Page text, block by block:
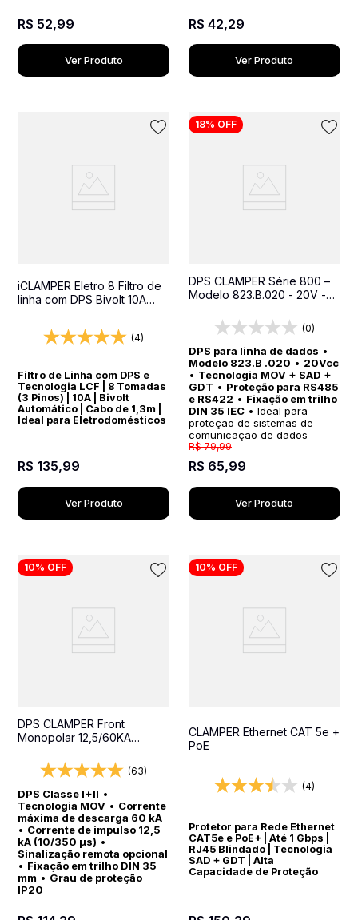
R$ 52,99
Ver Produto
R$ 42,29
Ver Produto
iCLAMPER Eletro 8 Filtro de
linha com DPS Bivolt 10A
(4)
Filtro de Linha com DPS e
Tecnologia LCF | 8 Tomadas
(3 Pinos) | 10A | Bivolt
Automático | Cabo de 1,3m |
Ideal para Eletrodomésticos
R$ 135,99
Ver Produto
18% OFF
DPS CLAMPER Série 800 –
Modelo 823.B.020 - 20V -
Sistemas de Automação
Industrial, RS485 e RS422
(0)
DPS para linha de dados •
Modelo 823.B .020 • 20Vcc
• Tecnologia MOV + SAD +
GDT • Proteção para RS485
e RS422 • Fixação em trilho
DIN 35 IEC• Ideal para
proteção de sistemas de
comunicação de dados
R$ 79,99
R$ 65,99
Ver Produto
10% OFF
DPS CLAMPER Front
Monopolar 12,5/60KA
surtos para quadros
elétricos
(63)
DPS Classe I+II •
Tecnologia MOV • Corrente
máxima de descarga 60 kA
• Corrente de impulso 12,5
kA (10/350 µs) •
Sinalização remota opcional
• Fixação em trilho DIN 35
mm • Grau de proteção
IP20
10% OFF
CLAMPER Ethernet CAT 5e +
PoE
(4)
Protetor para Rede Ethernet
CAT5e e PoE+ | Até 1 Gbps |
RJ45 Blindado | Tecnologia
SAD + GDT | Alta
Capacidade de Proteção